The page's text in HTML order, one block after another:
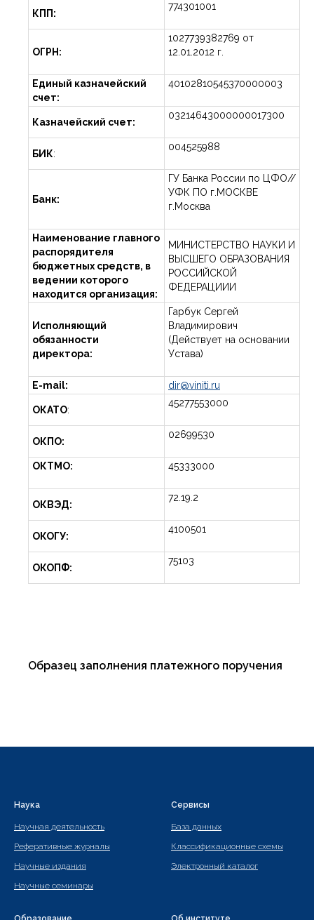
КПП:
774301001
ОГРН:
1027739382769 от
12.01.2012 г.
Единый казначейский
счет:
40102810545370000003
Казначейский счет:
03214643000000017300
БИК:
004525988
Банк:
ГУ Банка России по ЦФО//
УФК ПО г.МОСКВЕ
г.Москва
Наименование главного
распорядителя
бюджетных средств, в
ведении которого
находится организация:
МИНИСТЕРСТВО НАУКИ И
ВЫСШЕГО ОБРАЗОВАНИЯ
РОССИЙСКОЙ
ФЕДЕРАЦИИИ
Исполняющий
обязанности
директора:
Гарбук Сергей
Владимирович
(Действует на основании
Устава)
E-mail: dir@viniti.ru
ОКАТО:
45277553000
ОКПО:
02699530
ОКТМО: 45333000
ОКВЭД:
72.19.2
ОКОГУ:
4100501
ОКОПФ:
75103
Образец заполнения платежного поручения
Наука
Научная деятельность
Реферативные журналы
Научные издания
Научные семинары
Сервисы
База данных
Классификационные схемы
Электронный каталог